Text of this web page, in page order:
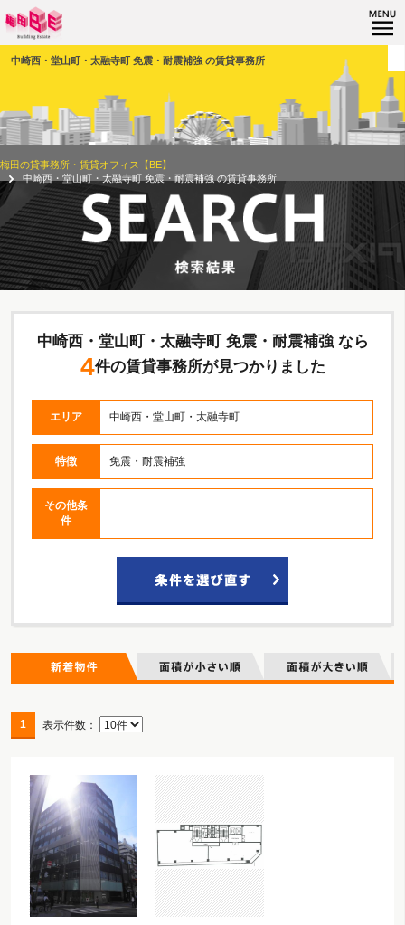
中崎西・堂山町・太融寺町 免震・耐震補強 の賃貸事務所
梅田の貸事務所・賃貸オフィス【BE】
中崎西・堂山町・太融寺町 免震・耐震補強 の賃貸事務所
中崎西・堂山町・太融寺町 免震・耐震補強 なら
4件の賃貸事務所が見つかりました
エリア 中崎西・堂山町・太融寺町
特徴 免震・耐震補強
その他条
件
1 表示件数：